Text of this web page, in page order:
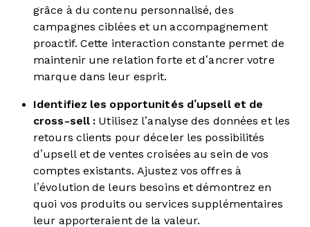
grâce à du contenu personnalisé, des
campagnes ciblées et un accompagnement
proactif. Cette interaction constante permet de
maintenir une relation forte et d’ancrer votre
marque dans leur esprit.
Identifiez les opportunités d’upsell et de
cross-sell : Utilisez l’analyse des données et les
retours clients pour déceler les possibilités
d’upsell et de ventes croisées au sein de vos
comptes existants. Ajustez vos offres à
l’évolution de leurs besoins et démontrez en
quoi vos produits ou services supplémentaires
leur apporteraient de la valeur.